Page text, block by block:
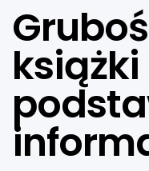
książki